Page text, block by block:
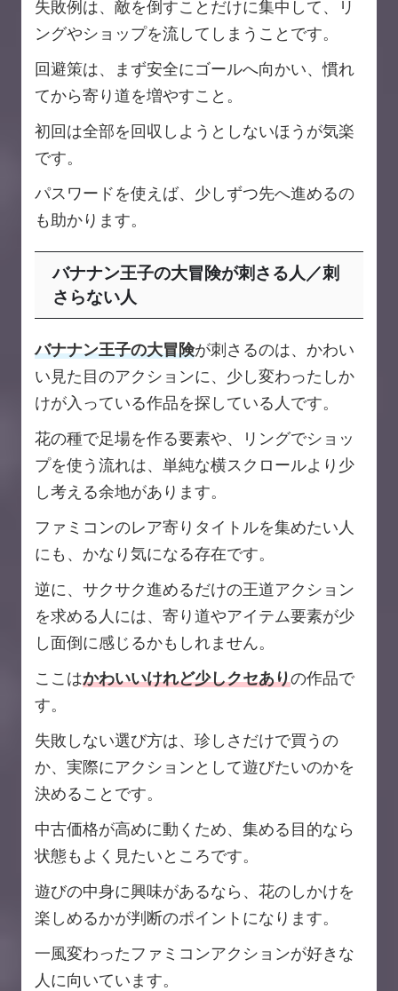
失敗例は、敵を倒すことだけに集中して、リ
ングやショップを流してしまうことです。
回避策は、まず安全にゴールへ向かい、慣れ
てから寄り道を増やすこと。
初回は全部を回収しようとしないほうが気楽
です。
パスワードを使えば、少しずつ先へ進めるの
も助かります。
バナナン王子の大冒険が刺さる人／刺
さらない人
バナナン王子の大冒険が刺さるのは、かわい
い見た目のアクションに、少し変わったしか
けが入っている作品を探している人です。
花の種で足場を作る要素や、リングでショッ
プを使う流れは、単純な横スクロールより少
し考える余地があります。
ファミコンのレア寄りタイトルを集めたい人
にも、かなり気になる存在です。
逆に、サクサク進めるだけの王道アクション
を求める人には、寄り道やアイテム要素が少
し面倒に感じるかもしれません。
ここはかわいいけれど少しクセありの作品で
す。
失敗しない選び方は、珍しさだけで買うの
か、実際にアクションとして遊びたいのかを
決めることです。
中古価格が高めに動くため、集める目的なら
状態もよく見たいところです。
遊びの中身に興味があるなら、花のしかけを
楽しめるかが判断のポイントになります。
一風変わったファミコンアクションが好きな
人に向いています。